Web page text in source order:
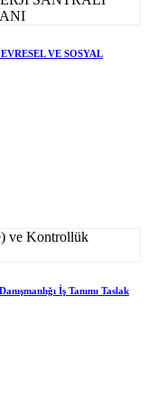
VE SOSYAL
İş Tanımı Taslak